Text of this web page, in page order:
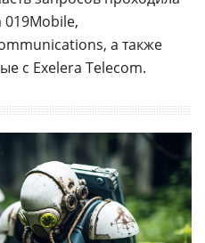
019Mobile,
а также
с Exelera Telecom.